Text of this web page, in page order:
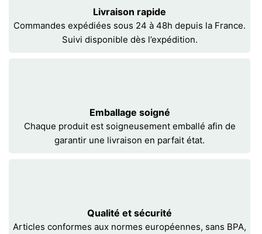
Livraison rapide
Commandes expédiées sous 24 à 48h depuis la France.
Suivi disponible dès l’expédition.
Emballage soigné
Chaque produit est soigneusement emballé afin de
garantir une livraison en parfait état.
Qualité et sécurité
Articles conformes aux normes européennes, sans BPA,